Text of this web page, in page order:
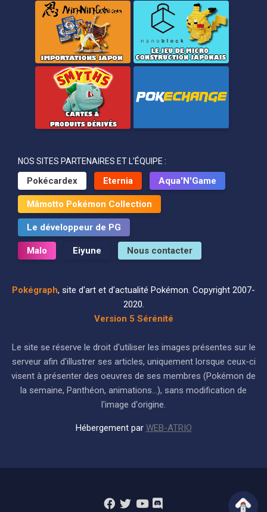
NOS SITES PARTENAIRES ET L’ÉQUIPE :
Pokécardex Eternia Aqua'N'Game
Mâmotto Pokémon Collection
Le développeur de PG
Malo Eiyune Nous contacter
Pokégraph, site d'art et d'actualité Pokémon. Copyright 2007-
2020.
Version 5 Sérénité
Le site se réserve le droit d'utiliser les images présentes sur le
serveur afin d'illustrer ses articles, uniquement lorsque ceux-ci
visent à présenter des oeuvres de ses membres (Pokémon de
la semaine, Panthéon, animations...), sans modification de
l'image d'origine.
Hébergement par WEB-ATRIO